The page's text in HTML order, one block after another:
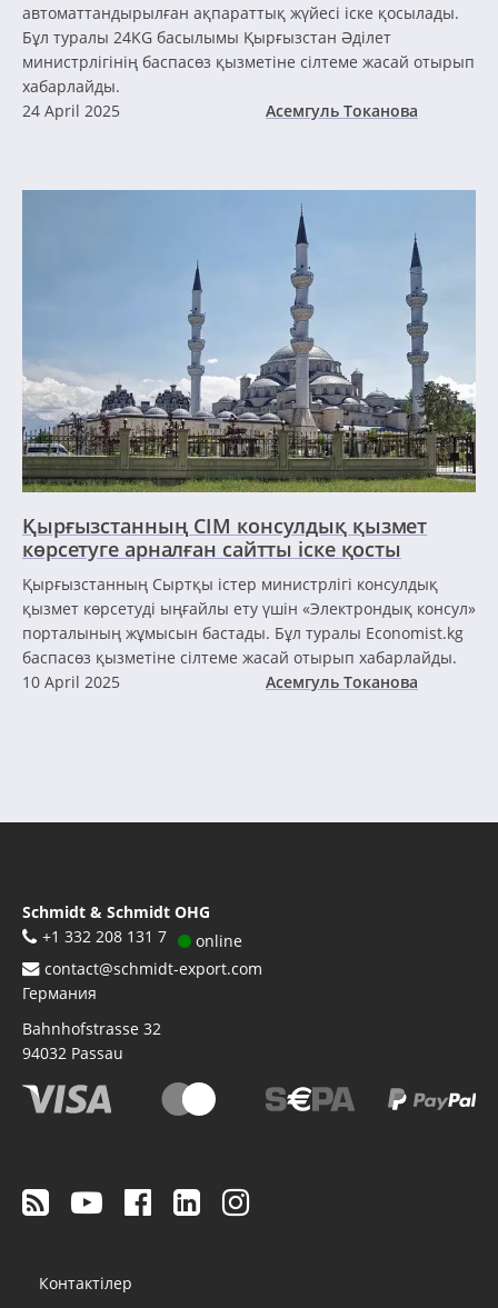
автоматтандырылған ақпараттық жүйесі іске қосылады.
Бұл туралы 24KG басылымы Қырғызстан Әділет
министрлігінің баспасөз қызметіне сілтеме жасай отырып
хабарлайды.
24 April 2025
Асемгуль Токанова
Қырғызстанның СІМ консулдық қызмет
көрсетуге арналған сайтты іске қосты
Қырғызстанның Сыртқы істер министрлігі консулдық
қызмет көрсетуді ыңғайлы ету үшін «Электрондық консул»
порталының жұмысын бастады. Бұл туралы Economist.kg
баспасөз қызметіне сілтеме жасай отырып хабарлайды.
10 April 2025
Асемгуль Токанова
Schmidt & Schmidt OHG
+1 332 208 131 7
online
contact@schmidt-export.com
Германия
Bahnhofstrasse 32
94032 Passau
menu
Контактілер